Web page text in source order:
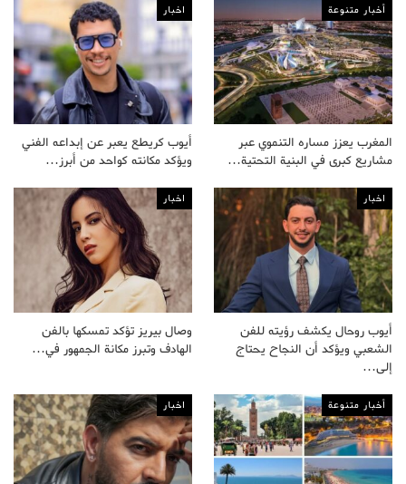
أخبار متنوعة
المغرب يعزز مساره التنموي عبر
مشاريع كبرى في البنية التحتية…
اخبار
أيوب كريطع يعبر عن إبداعه الفني
ويؤكد مكانته كواحد من أبرز…
اخبار
أيوب روحال يكشف رؤيته للفن
الشعبي ويؤكد أن النجاح يحتاج
إلى…
اخبار
وصال بيريز تؤكد تمسكها بالفن
الهادف وتبرز مكانة الجمهور في…
أخبار متنوعة اخبار